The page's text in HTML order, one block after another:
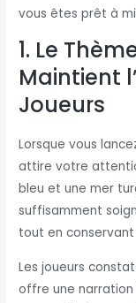
vous êtes prêt à
1. Le
Maintient
Joueurs
Lorsque vous
attire votre
bleu et une mer
suffisamment
tout en conservant
Les joueurs
offre une